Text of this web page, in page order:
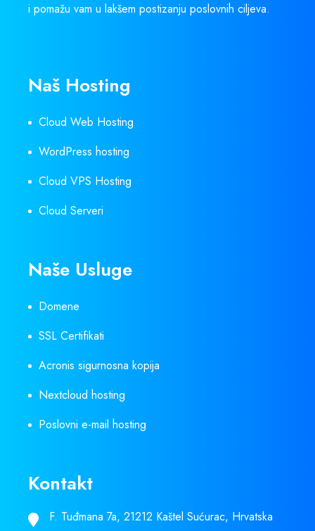
i pomažu vam u lakšem postizanju poslovnih ciljeva.
Naš Hosting
Cloud Web Hosting
WordPress hosting
Cloud VPS Hosting
Cloud Serveri
Naše Usluge
Domene
SSL Certifikati
Acronis sigurnosna kopija
Nextcloud hosting
Poslovni e-mail hosting
Kontakt
F. Tuđmana 7a, 21212 Kaštel Sućurac, Hrvatska